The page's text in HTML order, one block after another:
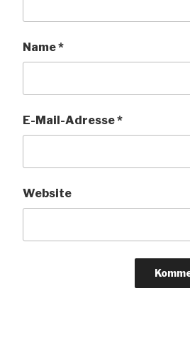
Name*
E-Mail-Adresse*
Website